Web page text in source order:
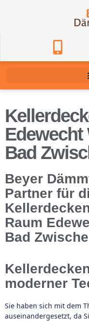
Edewecht
Bad
Beyer
Partner für
Raum
Bad
moderner
Sie haben sich mit dem
auseinandergesetzt, da